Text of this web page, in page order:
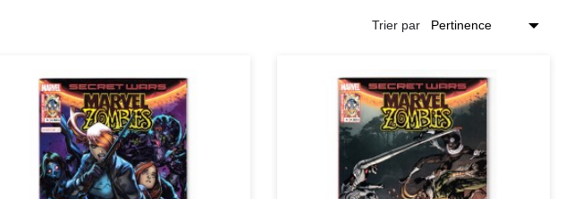
Trier par